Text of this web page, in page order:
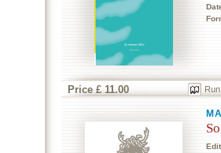
Price £ 11.00